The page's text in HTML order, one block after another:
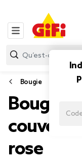
Bougie
Bougie
rose